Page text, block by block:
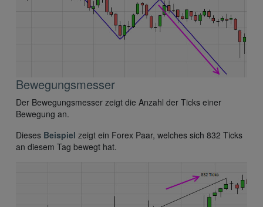
Bewegungsmesser
Der Bewegungsmesser zeigt die Anzahl der Ticks einer
Bewegung an.
Dieses Beispiel zeigt ein Forex Paar, welches sich 832 Ticks
an diesem Tag bewegt hat.